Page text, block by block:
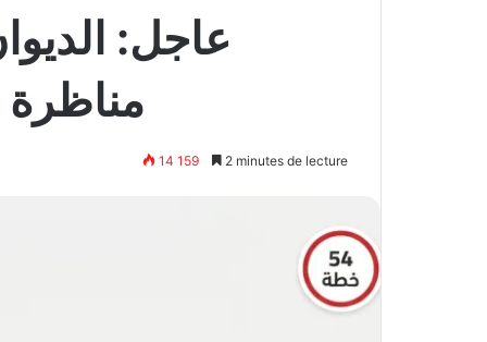
عاجل:
مناظرة
14 159 2 minutes de lecture